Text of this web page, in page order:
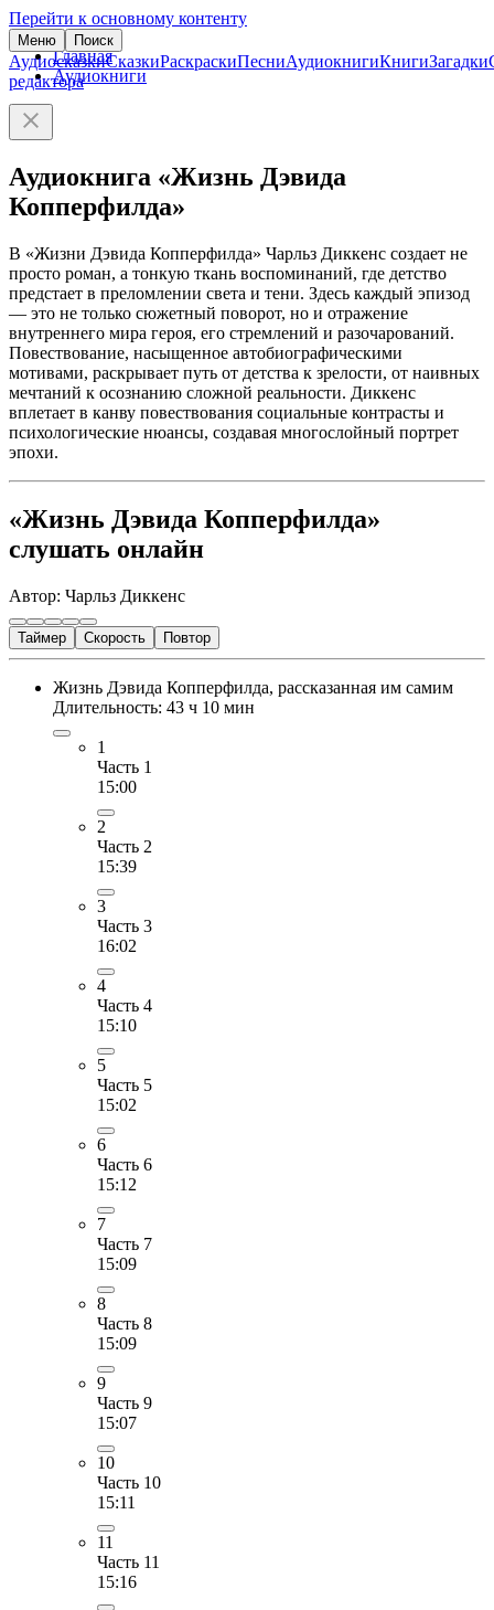
Перейти к основному контенту
Меню Поиск
АудиосказкиСказкиРаскраскиПесниАудиокнигиКнигиЗагадки
редактора
Главная
Аудиокниги
Аудиокнига «Жизнь Дэвида
Копперфилда»
В «Жизни Дэвида Копперфилда» Чарльз Диккенс создает не
просто роман, а тонкую ткань воспоминаний, где детство
предстает в преломлении света и тени. Здесь каждый эпизод
— это не только сюжетный поворот, но и отражение
внутреннего мира героя, его стремлений и разочарований.
Повествование, насыщенное автобиографическими
мотивами, раскрывает путь от детства к зрелости, от наивных
мечтаний к осознанию сложной реальности. Диккенс
вплетает в канву повествования социальные контрасты и
психологические нюансы, создавая многослойный портрет
эпохи.
«Жизнь Дэвида Копперфилда»
слушать онлайн
Автор: Чарльз Диккенс
Таймер Скорость Повтор
Жизнь Дэвида Копперфилда, рассказанная им самим
Длительность: 43 ч 10 мин
1
Часть 1
15:00
2
Часть 2
15:39
3
Часть 3
16:02
4
Часть 4
15:10
5
Часть 5
15:02
6
Часть 6
15:12
7
Часть 7
15:09
8
Часть 8
15:09
9
Часть 9
15:07
10
Часть 10
15:11
11
Часть 11
15:16